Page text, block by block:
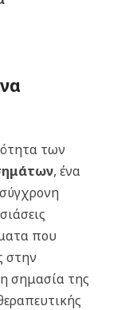
των
, ένα
που
στην
σημασία της